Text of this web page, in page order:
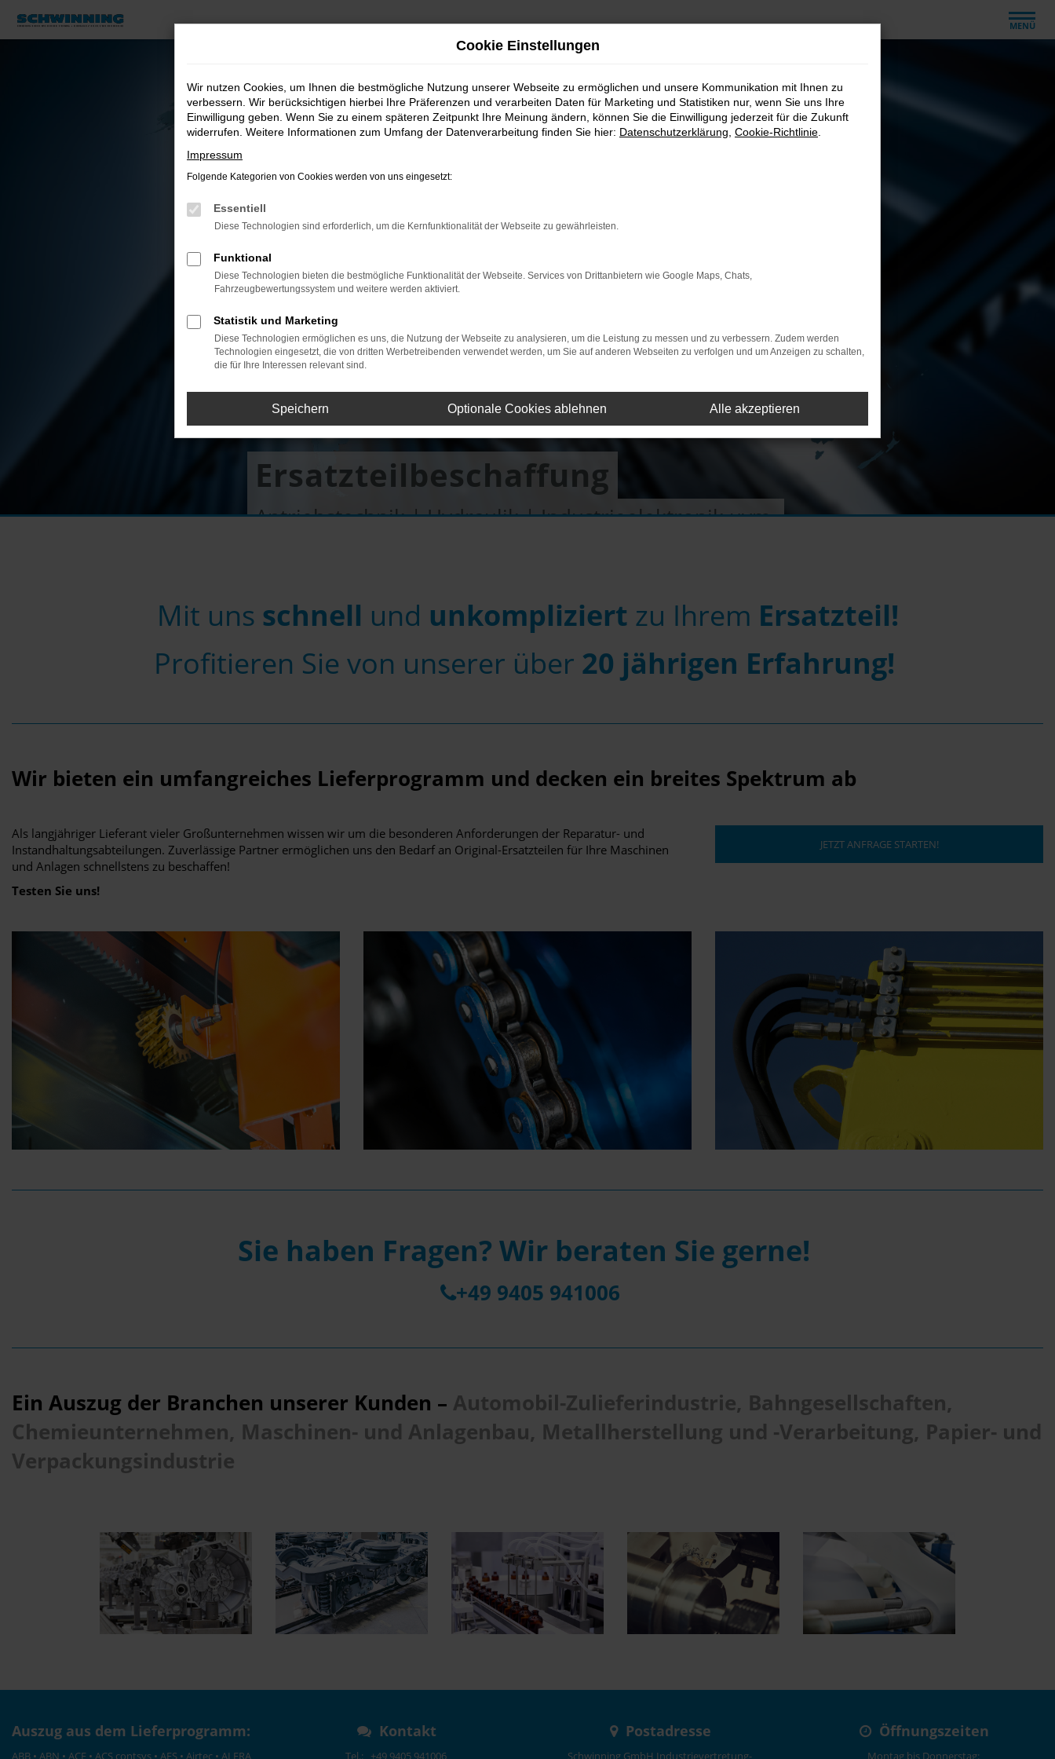
Zum
Hauptinhalt
MENÜ
Ersatzteilbeschaffung
Antriebstechnik | Hydraulik | Industrieelektronik uvm.
Mit uns schnell und unkompliziert zu Ihrem Ersatzteil!
Profitieren Sie von unserer über 20 jährigen Erfahrung!
Wir bieten ein umfangreiches Lieferprogramm und decken ein breites Spektrum ab
Als langjähriger Lieferant vieler Großunternehmen wissen wir um die besonderen Anforderungen der Reparatur- und
Instandhaltungsabteilungen. Zuverlässige Partner ermöglichen uns den Bedarf an Original-Ersatzteilen für Ihre Maschinen
und Anlagen schnellstens zu beschaffen!
Testen Sie uns!
JETZT ANFRAGE STARTEN!
Sie haben Fragen? Wir beraten Sie gerne!
+49 9405 941006
Ein Auszug der Branchen unserer Kunden – Automobil-Zulieferindustrie, Bahngesellschaften,
Chemieunternehmen, Maschinen- und Anlagenbau, Metallherstellung und -Verarbeitung, Papier- und
Verpackungsindustrie
Auszug aus dem Lieferprogramm:
ABB • ABN • ACE • ACS contsys • AES • Airtec • ALFRA
Kontakt
Tel.: +49 9405 941006
Postadresse
Schwinning GmbH Industrievertretung-
Öffnungszeiten
Montag bis Donnerstag:
Cookie Einstellungen
Wir nutzen Cookies, um Ihnen die bestmögliche Nutzung unserer Webseite zu ermöglichen und unsere Kommunikation mit Ihnen zu
verbessern. Wir berücksichtigen hierbei Ihre Präferenzen und verarbeiten Daten für Marketing und Statistiken nur, wenn Sie uns Ihre
Einwilligung geben. Wenn Sie zu einem späteren Zeitpunkt Ihre Meinung ändern, können Sie die Einwilligung jederzeit für die Zukunft
widerrufen. Weitere Informationen zum Umfang der Datenverarbeitung finden Sie hier: Datenschutzerklärung Cookie-Richtlinie
Impressum
Folgende Kategorien von Cookies werden von uns eingesetzt:
Essentiell
Diese Technologien sind erforderlich, um die Kernfunktionalität der Webseite zu gewährleisten.
Funktional
Diese Technologien bieten die bestmögliche Funktionalität der Webseite. Services von Drittanbietern wie Google Maps, Chats,
Fahrzeugbewertungssystem und weitere werden aktiviert.
Statistik und Marketing
Diese Technologien ermöglichen es uns, die Nutzung der Webseite zu analysieren, um die Leistung zu messen und zu verbessern. Zudem werden
Technologien eingesetzt, die von dritten Werbetreibenden verwendet werden, um Sie auf anderen Webseiten zu verfolgen und um Anzeigen zu schalten,
die für Ihre Interessen relevant sind.
Speichern Optionale Cookies ablehnen Alle akzeptieren